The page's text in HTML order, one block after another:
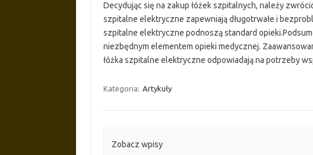
Decydując się na zakup łóżek szpitalnych, należy
szpitalne elektryczne zapewniają długotrwałe i
szpitalne elektryczne podnoszą standard
niezbędnym elementem opieki medycznej.
łóżka szpitalne elektryczne odpowiadają na potrzeby
Kategoria: Artykuły
Zobacz wpisy